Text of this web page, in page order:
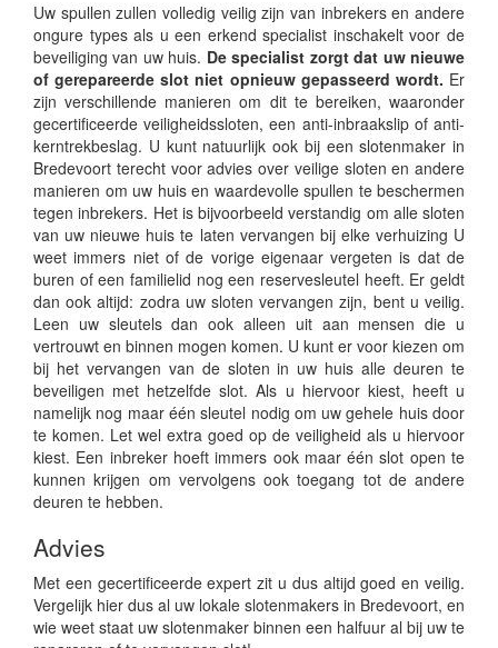
Uw spullen zullen volledig veilig zijn van inbrekers en andere
ongure types als u een erkend specialist inschakelt voor de
beveiliging van uw huis. De specialist zorgt dat uw nieuwe
of gerepareerde slot niet opnieuw gepasseerd wordt. Er
zijn verschillende manieren om dit te bereiken, waaronder
gecertificeerde veiligheidssloten, een anti-inbraakslip of anti-
kerntrekbeslag. U kunt natuurlijk ook bij een slotenmaker in
Bredevoort terecht voor advies over veilige sloten en andere
manieren om uw huis en waardevolle spullen te beschermen
tegen inbrekers. Het is bijvoorbeeld verstandig om alle sloten
van uw nieuwe huis te laten vervangen bij elke verhuizing U
weet immers niet of de vorige eigenaar vergeten is dat de
buren of een familielid nog een reservesleutel heeft. Er geldt
dan ook altijd: zodra uw sloten vervangen zijn, bent u veilig.
Leen uw sleutels dan ook alleen uit aan mensen die u
vertrouwt en binnen mogen komen. U kunt er voor kiezen om
bij het vervangen van de sloten in uw huis alle deuren te
beveiligen met hetzelfde slot. Als u hiervoor kiest, heeft u
namelijk nog maar één sleutel nodig om uw gehele huis door
te komen. Let wel extra goed op de veiligheid als u hiervoor
kiest. Een inbreker hoeft immers ook maar één slot open te
kunnen krijgen om vervolgens ook toegang tot de andere
deuren te hebben.
Advies
Met een gecertificeerde expert zit u dus altijd goed en veilig.
Vergelijk hier dus al uw lokale slotenmakers in Bredevoort, en
wie weet staat uw slotenmaker binnen een halfuur al bij uw te